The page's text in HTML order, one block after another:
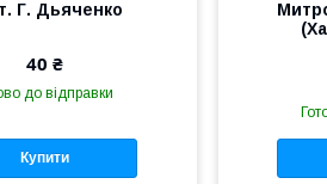
Г. Дьяченко
40 ₴
до відправки
Купити